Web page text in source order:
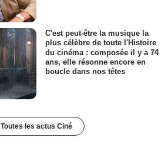
C'est peut-être la musique la
plus célèbre de toute l'Histoire
du cinéma : composée il y a 74
ans, elle résonne encore en
boucle dans nos têtes
Toutes les actus Ciné